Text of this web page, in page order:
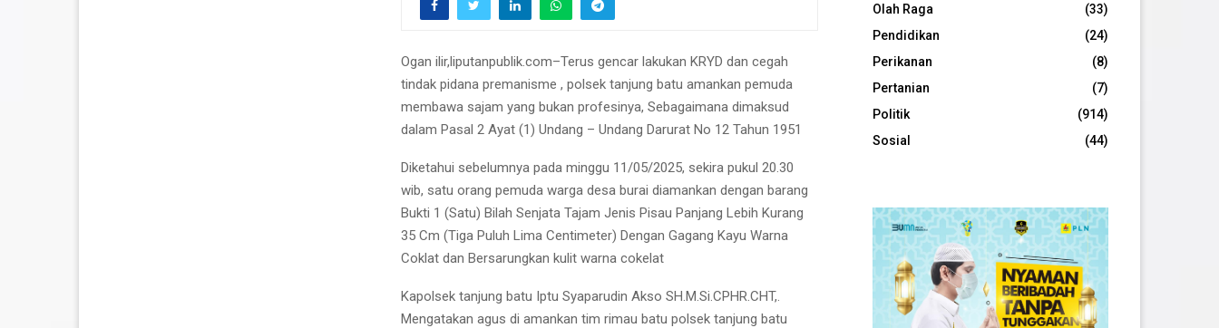
Ogan ilir,liputanpublik.com–Terus gencar lakukan KRYD dan cegah
tindak pidana premanisme , polsek tanjung batu amankan pemuda
membawa sajam yang bukan profesinya, Sebagaimana dimaksud
dalam Pasal 2 Ayat (1) Undang – Undang Darurat No 12 Tahun 1951
Diketahui sebelumnya pada minggu 11/05/2025, sekira pukul 20.30
wib, satu orang pemuda warga desa burai diamankan dengan barang
Bukti 1 (Satu) Bilah Senjata Tajam Jenis Pisau Panjang Lebih Kurang
35 Cm (Tiga Puluh Lima Centimeter) Dengan Gagang Kayu Warna
Coklat dan Bersarungkan kulit warna cokelat
Kapolsek tanjung batu Iptu Syaparudin Akso SH.M.Si.CPHR.CHT,.
Mengatakan agus di amankan tim rimau batu polsek tanjung batu
Olah Raga
(33)
Pendidikan
(24)
Perikanan
(8)
Pertanian
(7)
Politik
(914)
Sosial
(44)